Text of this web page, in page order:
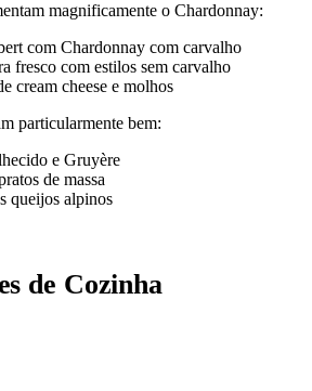
magnificamente o Chardonnay:
com Chardonnay com carvalho
fresco com estilos sem carvalho
cream cheese e molhos
particularmente bem:
e Gruyère
de massa
queijos alpinos
de Cozinha